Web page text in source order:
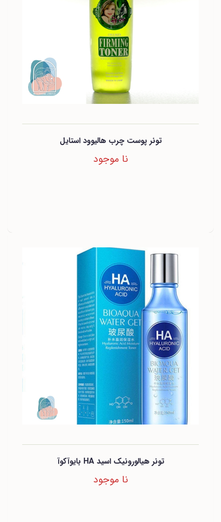
تونر پوست چرب هالیوود استایل
نا موجود
تونر هیالورونیک اسید HA بایوآکوآ
نا موجود